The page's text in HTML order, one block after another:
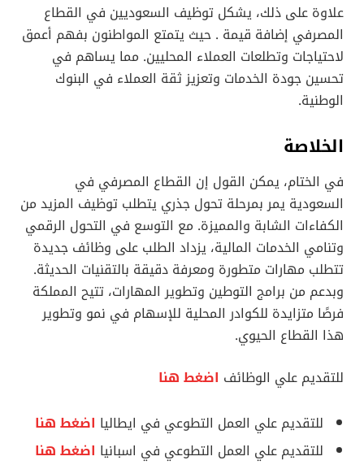
علاوة على ذلك، يشكل توظيف السعوديين في القطاع
المصرفي إضافة قيمة . حيث يتمتع المواطنون بفهم أعمق
لاحتياجات وتطلعات العملاء المحليين. مما يساهم في
تحسين جودة الخدمات وتعزيز ثقة العملاء في البنوك
الوطنية.
الخلاصة
في الختام، يمكن القول إن القطاع المصرفي في
السعودية يمر بمرحلة تحول جذري يتطلب توظيف المزيد من
الكفاءات الشابة والمميزة. مع التوسع في التحول الرقمي
وتنامي الخدمات المالية، يزداد الطلب على وظائف جديدة
تتطلب مهارات متطورة ومعرفة دقيقة بالتقنيات الحديثة.
وبدعم من برامج التوطين وتطوير المهارات، تتيح المملكة
فرصًا متزايدة للكوادر المحلية للإسهام في نمو وتطوير
هذا القطاع الحيوي.
للتقديم علي الوظائف اضغط هنا
للتقديم علي العمل التطوعي في ايطاليا اضغط هنا
للتقديم علي العمل التطوعي في اسبانيا اضغط هنا